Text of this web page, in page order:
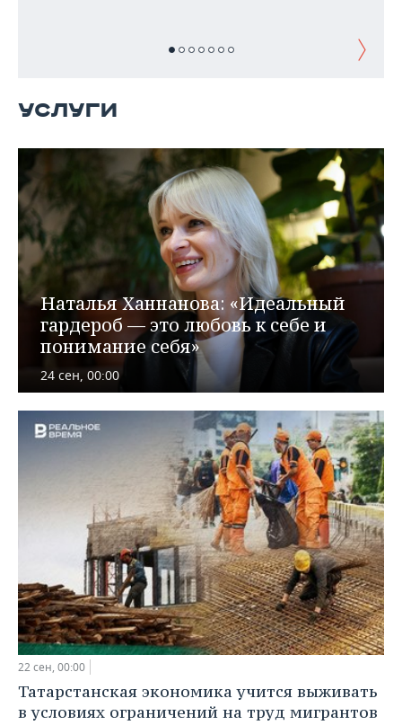
ONLINE-КОНФЕРЕНЦИИ
ОТКРЫТАЯ ЛЕКЦИЯ
ХОККЕЙ
БАСКЕТБОЛ
ВОЛЕЙБОЛ
КИБЕРСПОРТ
ФИГУРНОЕ КАТАНИЕ
ВОДНЫЕ ВИДЫ СПОРТА
ХОККЕЙ С МЯЧОМ
ВЛАСТЬ
ИНФРАСТРУКТУРА
ИСТОРИЯ
КУЛЬТУРА
МЕДИЦИНА
ОБРАЗОВАНИЕ
ПРОИСШЕСТВИЯ
СЮЖЕТЫ
СПРАВОЧНИК
СПИСОК ПЕРСОН
СПИСОК КОМПАНИЙ
ПОЛНАЯ ВЕРСИЯ
УСЛУГИ
Наталья Ханнанова: «Идеальный
гардероб — это любовь к себе и
понимание себя»
24 сен, 00:00
22 сен, 00:00
Татарстанская экономика учится выживать
в условиях ограничений на труд мигрантов